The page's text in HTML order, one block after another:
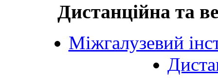
Дистанційна та
Міжгалузевий